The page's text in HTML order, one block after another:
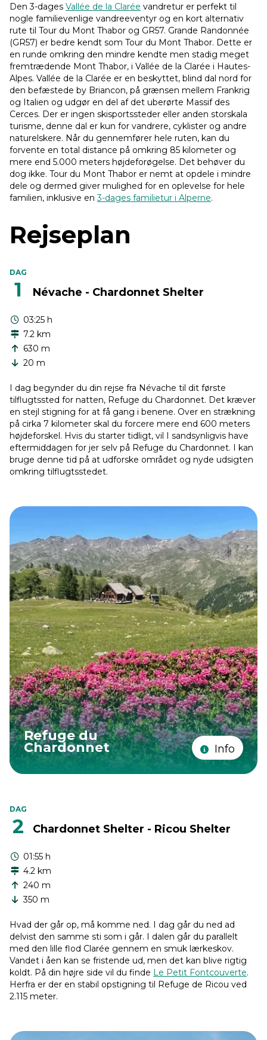
Den 3-dages Vallée de la Clarée vandretur er perfekt til
nogle familievenlige vandreeventyr og en kort alternativ
rute til Tour du Mont Thabor og GR57. Grande Randonnée
(GR57) er bedre kendt som Tour du Mont Thabor. Dette er
en runde omkring den mindre kendte men stadig meget
fremtrædende Mont Thabor, i Vallée de la Clarée i Hautes-
Alpes. Vallée de la Clarée er en beskyttet, blind dal nord for
den befæstede by Briancon, på grænsen mellem Frankrig
og Italien og udgør en del af det uberørte Massif des
Cerces. Der er ingen skisportssteder eller anden storskala
turisme, denne dal er kun for vandrere, cyklister og andre
naturelskere. Når du gennemfører hele ruten, kan du
forvente en total distance på omkring 85 kilometer og
mere end 5.000 meters højdeforøgelse. Det behøver du
dog ikke. Tour du Mont Thabor er nemt at opdele i mindre
dele og dermed giver mulighed for en oplevelse for hele
familien, inklusive en3-dages familietur i Alperne.
Rejseplan
DAG
1 Névache - Chardonnet Shelter
03:25 h
7.2 km
630 m
20 m
I dag begynder du din rejse fra Névache til dit første
tilflugtssted for natten, Refuge du Chardonnet. Det kræver
en stejl stigning for at få gang i benene. Over en strækning
på cirka 7 kilometer skal du forcere mere end 600 meters
højdeforskel. Hvis du starter tidligt, vil I sandsynligvis have
eftermiddagen for jer selv på Refuge du Chardonnet. I kan
bruge denne tid på at udforske området og nyde udsigten
omkring tilflugtsstedet.
Refuge du
Chardonnet Info
DAG
2 Chardonnet Shelter - Ricou Shelter
01:55 h
4.2 km
240 m
350 m
Hvad der går op, må komme ned. I dag går du ned ad
delvist den samme sti som i går. I dalen går du parallelt
med den lille flod Clarée gennem en smuk lærkeskov.
Vandet i åen kan se fristende ud, men det kan blive rigtig
koldt. På din højre side vil du finde Le Petit Fontcouverte.
Herfra er der en stabil opstigning til Refuge de Ricou ved
2.115 meter.